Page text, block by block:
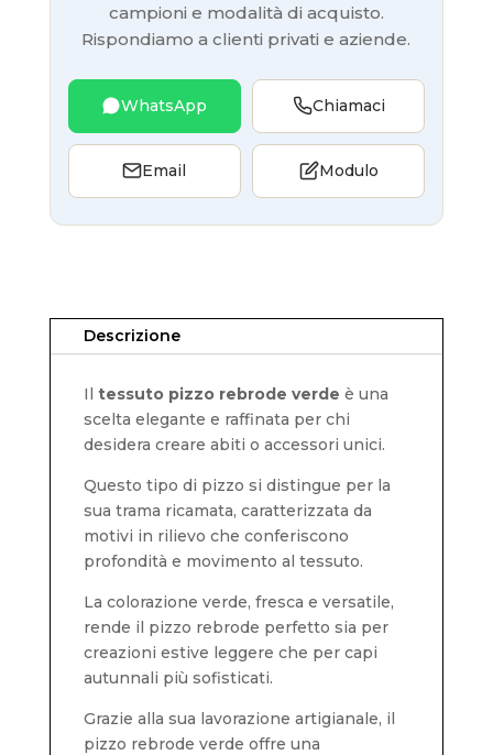
campioni e modalità di acquisto.
Rispondiamo a clienti privati e aziende.
WhatsApp Chiamaci
Email Modulo
Descrizione
Il tessuto pizzo rebrode verde è una
scelta elegante e raffinata per chi
desidera creare abiti o accessori unici.
Questo tipo di pizzo si distingue per la
sua trama ricamata, caratterizzata da
motivi in rilievo che conferiscono
profondità e movimento al tessuto.
La colorazione verde, fresca e versatile,
rende il pizzo rebrode perfetto sia per
creazioni estive leggere che per capi
autunnali più sofisticati.
Grazie alla sua lavorazione artigianale, il
pizzo rebrode verde offre una